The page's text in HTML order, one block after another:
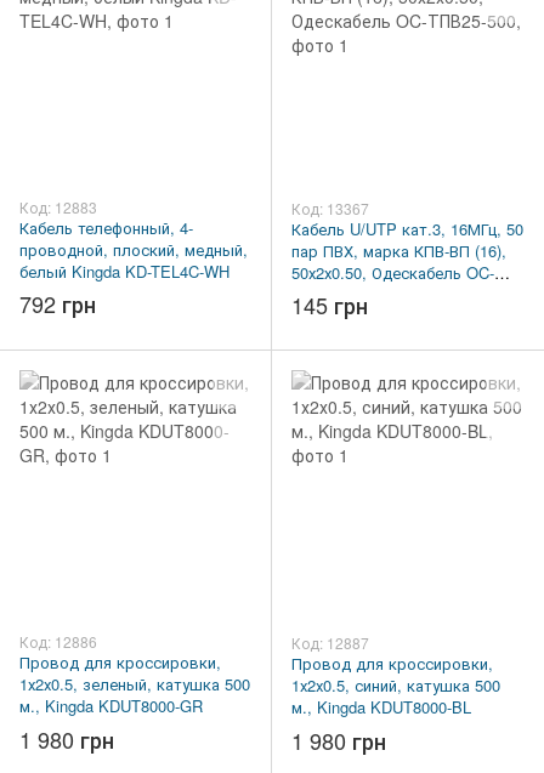
Код: 12883
Кабель телефонный, 4-
проводной, плоский, медный,
белый Kingda KD-TEL4C-WH
792 грн
Код: 13367
Кабель U/UTP кат.3, 16МГц, 50
пар ПВХ, марка КПВ-ВП (16),
50х2х0.50, Одескабель OC-
ТПВ25-500
145 грн
Код: 12886
Провод для кроссировки,
1х2х0.5, зеленый, катушка 500
м., Kingda KDUT8000-GR
1 980 грн
Код: 12887
Провод для кроссировки,
1х2х0.5, синий, катушка 500
м., Kingda KDUT8000-BL
1 980 грн